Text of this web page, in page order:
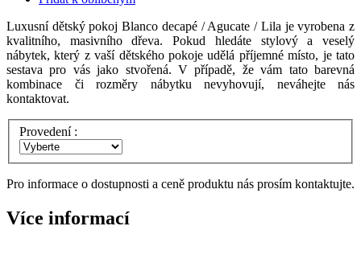
Luxusní dětský pokoj Blanco decapé / Agucate / Lila je vyrobena z
kvalitního, masivního dřeva. Pokud hledáte stylový a veselý
nábytek, který z vaší dětského pokoje udělá příjemné místo, je tato
sestava pro vás jako stvořená. V případě, že vám tato barevná
kombinace či rozměry nábytku nevyhovují, neváhejte nás
kontaktovat.
Provedení :
Pro informace o dostupnosti a ceně produktu nás prosím kontaktujte.
Více informací